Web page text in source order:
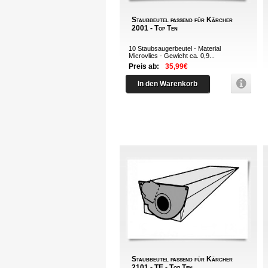
Staubbeutel passend für Kärcher
2001 - Top Ten
10 Staubsaugerbeutel - Material
Microvlies - Gewicht ca. 0,9...
Preis ab: 35,99€
In den Warenkorb
Staubbeutel passend für Kärcher